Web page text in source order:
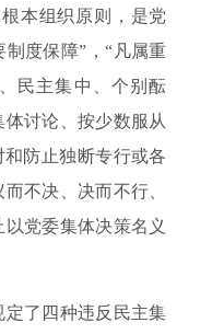
本组织原则，是党
度保障”，“凡属重
民主集中、个别酝
讨论、按少数服从
和防止独断专行或各
不决、决而不行、
党委集体决策名义
了四种违反民主集